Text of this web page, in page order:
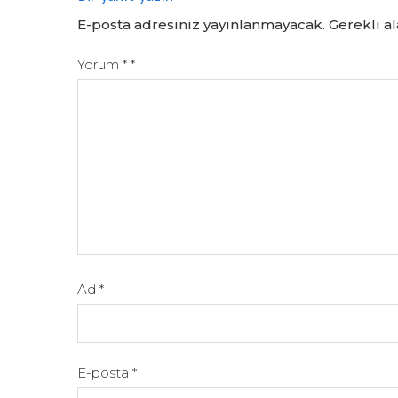
E-posta adresiniz yayınlanmayacak. Gerekli
Yorum * *
Ad *
E-posta *